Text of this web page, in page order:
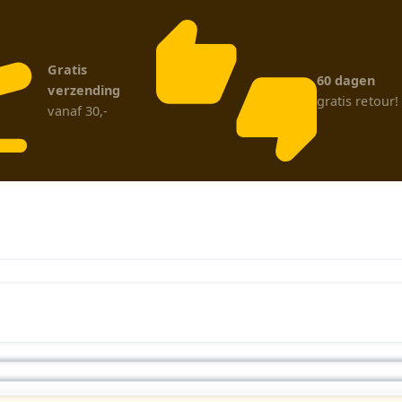
Gratis
verzending
vanaf 30,-
60 dagen
gratis retour!